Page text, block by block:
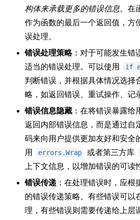
构体来承载更多的错误信息。在
作为函数的最后一个返回值，方
误处理。
错误处理策略：对于可能发生错
适当的错误处理。可以使用
if
判断错误，并根据具体情况选择
略，如返回错误、重试操作、记
错误信息隐藏 ：在将错误暴露
返回内部错误信息，而是通过自
码来向用户提供更加友好和安全
用
errors.Wrap 或者第三方库
上下文信息，以增加错误的可读
错误传递 ：在处理错误时，应
的错误传递策略。有些错误可以
理，有些错误则需要传递给上层